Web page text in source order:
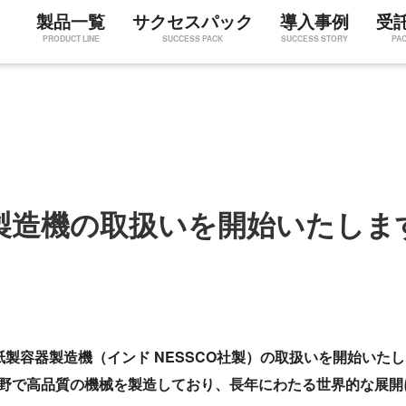
製品一覧
PRODUCT LINE
サクセスパック
SUCCESS PACK
導入事例
SUCCESS STORY
受
機の取扱いを開始いたし
容器製造機（インド NESSCO社製）の取扱いを開始いた
高品質の機械を製造しており、長年にわたる世界的な展